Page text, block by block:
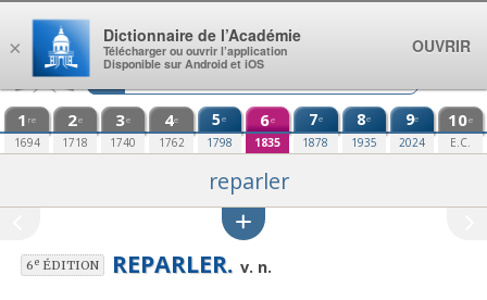
Aller au contenu
1 re
1694
2e
1718
3e
1740
4e
1762
5e
1798
6e
1835
7e
1878
8e
1935
9e
2024
10e
E.C.
reparler
6eÉDITION REPARLER. v. n.
×
Dictionnaire de l’Académie
Télécharger ou ouvrir l’application
Disponible sur Android et iOS
OUVRIR